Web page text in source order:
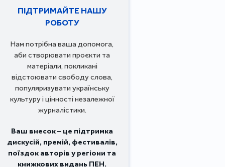
ПІДТРИМАЙТЕ НАШУ
РОБОТУ
Нам потрібна ваша допомога,
аби створювати проєкти та
матеріали, покликані
відстоювати свободу слова,
популяризувати українську
культуру і цінності незалежної
журналістики.
Ваш внесок – це підтримка
дискусій, премій, фестивалів,
поїздок авторів у регіони та
книжкових видань ПЕН.